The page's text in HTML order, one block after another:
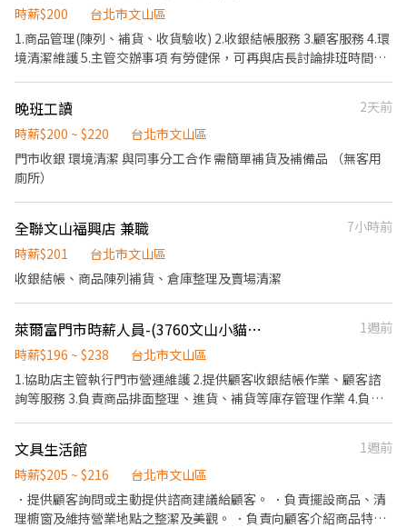
時薪$200
台北市文山區
1.商品管理(陳列、補貨、收貨驗收) 2.收銀結帳服務 3.顧客服務 4.環
境清潔維護 5.主管交辦事項 有勞健保，可再與店長討論排班時間
晚班工讀
2天前
時薪$200 ~ $220
台北市文山區
門市收銀 環境清潔 與同事分工合作 需簡單補貨及補備品 （無客用
廁所）
全聯文山福興店 兼職
7小時前
時薪$201
台北市文山區
收銀結帳、商品陳列補貨、倉庫整理及賣場清潔
萊爾富門市時薪人員-(3760文山小貓熊)
1週前
時薪$196 ~ $238
台北市文山區
1.協助店主管執行門市營運維護 2.提供顧客收銀結帳作業、顧客諮
詢等服務 3.負責商品排面整理、進貨、補貨等庫存管理作業 4.負責
文具生活館
1週前
時薪$205 ~ $216
台北市文山區
．提供顧客詢問或主動提供諮商建議給顧客。 ．負責擺設商品、清
理櫥窗及維持營業地點之整潔及美觀。 ．負責向顧客介紹商品特